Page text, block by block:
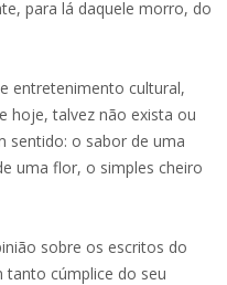
para lá daquele morro, do
entretenimento cultural,
hoje, talvez não exista ou
sentido: o sabor de uma
uma flor, o simples cheiro
sobre os escritos do
cúmplice do seu